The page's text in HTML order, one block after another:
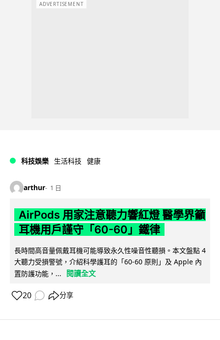
ADVERTISEMENT
科技娛樂 生活科技 健康
arthur 1 日
AirPods 用家注意聽力響紅燈 醫學界籲
耳機用戶謹守「60-60」鐵律
長時間高音量佩戴耳機可能導致永久性噪音性聽損。本文盤點 4
大聽力受損警號，介紹科學護耳的「60-60 原則」及 Apple 內
置防護功能，...
閱讀全文
20 分享